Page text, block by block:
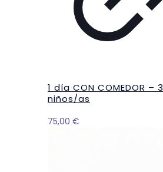
1 día CON COMEDOR – 3
niños/as
75,00 €